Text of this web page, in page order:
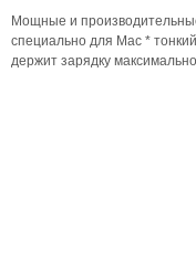
Мощные и
специально для Mac *
держит зарядку